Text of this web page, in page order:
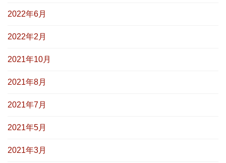
2022年6月
2022年2月
2021年10月
2021年8月
2021年7月
2021年5月
2021年3月